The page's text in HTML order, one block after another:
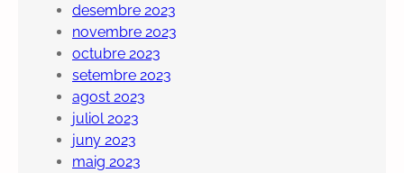
desembre 2023
novembre 2023
octubre 2023
setembre 2023
agost 2023
juliol 2023
juny 2023
maig 2023